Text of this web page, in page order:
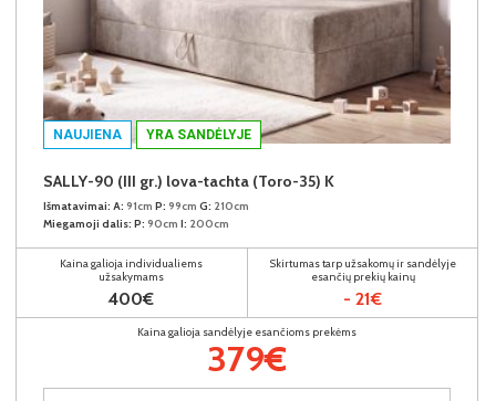
NAUJIENA YRA SANDĖLYJE
SALLY-90 (III gr.) lova-tachta (Toro-35) K
Išmatavimai: A: 91cm P: 99cm G: 210cm
Miegamoji dalis: P: 90cm I: 200cm
Kaina galioja individualiems
užsakymams
400€
Skirtumas tarp užsakomų ir sandėlyje
esančių prekių kainų
- 21€
Kaina galioja sandėlyje esančioms prekėms
379€